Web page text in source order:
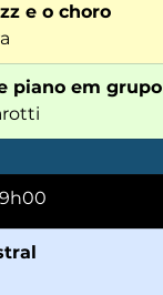
e o choro
piano em grupo